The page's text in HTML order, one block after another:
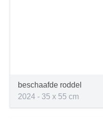
beschaafde roddel
2024 - 35 x 55 cm